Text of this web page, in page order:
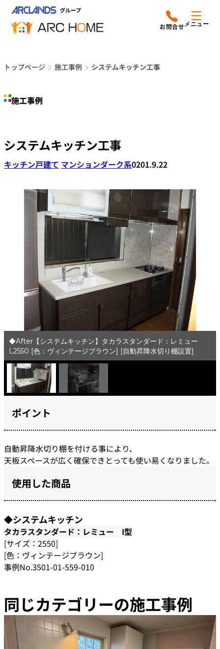
ッ
アークホームについて
施工事例
店舗案内
オーナー向け会員サービス
よくあるご質問
採用情報はこちら
メニュー
営業時間は
平日9時から18時までと
電話をかける
トップページ 施工事例 システムキッチン工事
施工事例
システムキッチン工事
キッチン戸建て マンションダーク系0201.9.22
◆After【システムキッチン】タカラスタンダード：レミュー
L2550 [色：ヴィンテージブラウン] [自動昇降水切り棚設置]
ポイント
自動昇降水切り棚を付ける事により、
天板スペースが広く確保できとっても使い易くなりました。
使用した商品
◆システムキッチン
タカラスタンダード：レミュー I型
[サイズ：2550]
[色：ヴィンテージブラウン]
事例No.3501-01-559-010
同じカテゴリーの施工事例